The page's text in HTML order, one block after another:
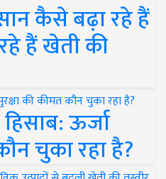
कैसे बढ़ा रहे हैं
हैं खेती की
ऊर्जा
चुका रहा है?